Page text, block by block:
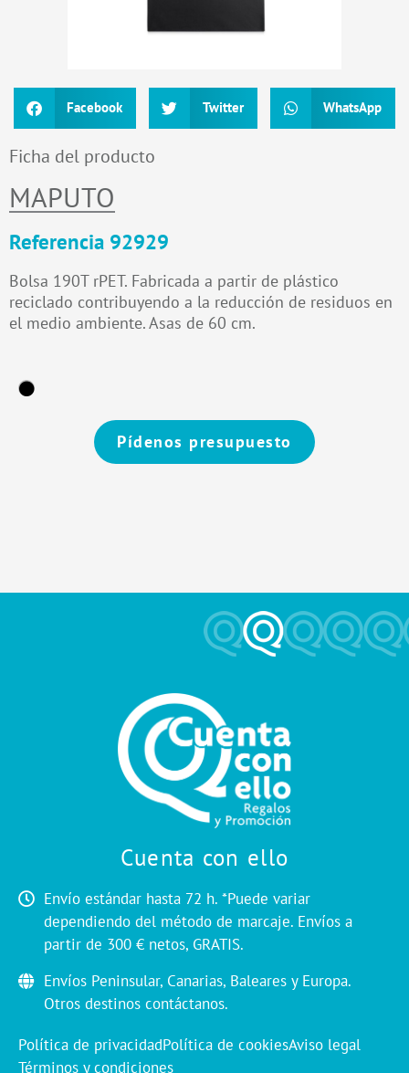
Facebook Twitter WhatsApp
Ficha del producto
MAPUTO
Referencia 92929
Bolsa 190T rPET. Fabricada a partir de plástico
reciclado contribuyendo a la reducción de residuos en
el medio ambiente. Asas de 60 cm.
Pídenos presupuesto
Cuenta con ello
Envío estándar hasta 72 h. *Puede variar
dependiendo del método de marcaje. Envíos a
partir de 300 € netos, GRATIS.
Envíos Peninsular, Canarias, Baleares y Europa.
Otros destinos contáctanos.
Política de privacidadPolítica de cookiesAviso legal
Términos y condiciones